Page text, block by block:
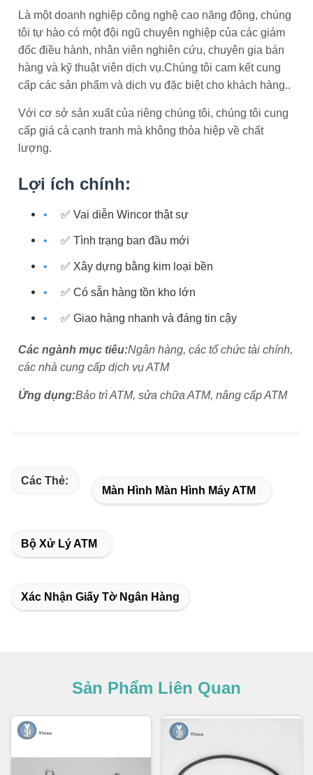
Là một doanh nghiệp công nghệ cao năng động, chúng
tôi tự hào có một đội ngũ chuyên nghiệp của các giám
đốc điều hành, nhân viên nghiên cứu, chuyên gia bán
hàng và kỹ thuật viên dịch vụ.Chúng tôi cam kết cung
cấp các sản phẩm và dịch vụ đặc biệt cho khách hàng..
Với cơ sở sản xuất của riêng chúng tôi, chúng tôi cung
cấp giá cả cạnh tranh mà không thỏa hiệp về chất
lượng.
Lợi ích chính:
✅ Vai diễn Wincor thật sự
✅ Tình trạng ban đầu mới
✅ Xây dựng bằng kim loại bền
✅ Có sẵn hàng tồn kho lớn
✅ Giao hàng nhanh và đáng tin cậy
Các ngành mục tiêu:Ngân hàng, các tổ chức tài chính,
các nhà cung cấp dịch vụ ATM
Ứng dụng:Bảo trì ATM, sửa chữa ATM, nâng cấp ATM
Các Thẻ:
Màn Hình Màn Hình Máy ATM
Bộ Xử Lý ATM
Xác Nhận Giấy Tờ Ngân Hàng
Sản Phẩm Liên Quan